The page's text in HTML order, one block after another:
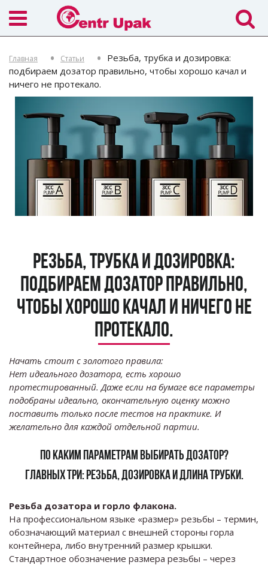
Главная Статьи
Резьба, трубка и дозировка:
подбираем дозатор правильно, чтобы хорошо качал и
ничего не протекало.
Резьба, трубка и дозировка:
подбираем дозатор правильно,
чтобы хорошо качал и ничего не
протекало.
Начать стоит с золотого правила:
Нет идеального дозатора, есть хорошо
протестированный. Даже если на бумаге все параметры
подобраны идеально, окончательную оценку можно
поставить только после тестов на практике. И
желательно для каждой отдельной партии.
ПО КАКИМ ПАРАМЕТРАМ ВЫБИРАТЬ ДОЗАТОР?
ГЛАВНЫХ ТРИ: РЕЗЬБА, ДОЗИРОВКА И ДЛИНА ТРУБКИ.
Резьба дозатора и горло флакона.
На профессиональном языке «размер» резьбы – термин,
обозначающий материал с внешней стороны горла
контейнера, либо внутренний размер крышки.
Стандартное обозначение размера резьбы – через